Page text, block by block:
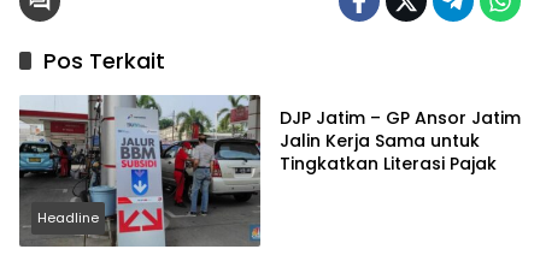
Pos Terkait
Headline
DJP Jatim – GP Ansor Jatim
Jalin Kerja Sama untuk
Tingkatkan Literasi Pajak